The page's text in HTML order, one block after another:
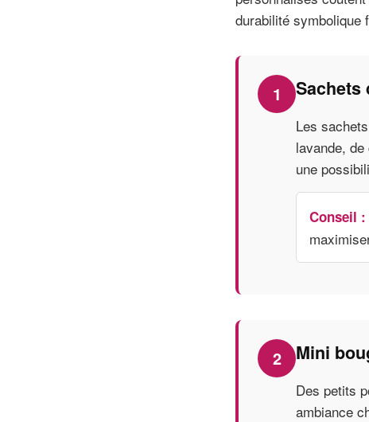
durabilité symbolique
1 Sachets
Les
lavande,
une
Conseil :
2 Mini
Des petits
ambiance